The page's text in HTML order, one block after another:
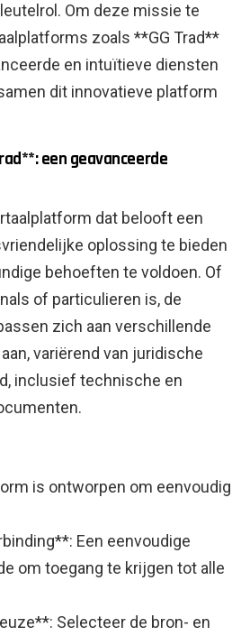
Om deze missie te
zoals **GG Trad**
en intuïtieve diensten
dit innovatieve platform
een geavanceerde
dat belooft een
oplossing te bieden
behoeften te voldoen. Of
of particulieren is, de
zich aan verschillende
variërend van juridische
inclusief technische en
is ontworpen om eenvoudig
Een eenvoudige
om toegang te krijgen tot alle
Selecteer de bron- en